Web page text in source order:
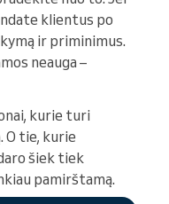
klientus po
ir priminimus.
neauga –
kurie turi
O tie, kurie
šiek tiek
pamirštamą.